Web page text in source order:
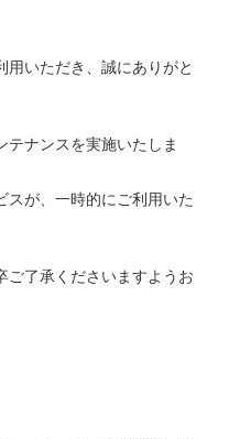
用いただき、誠にありがと
テナンスを実施いたしま
スが、一時的にご利用いた
ご了承くださいますようお